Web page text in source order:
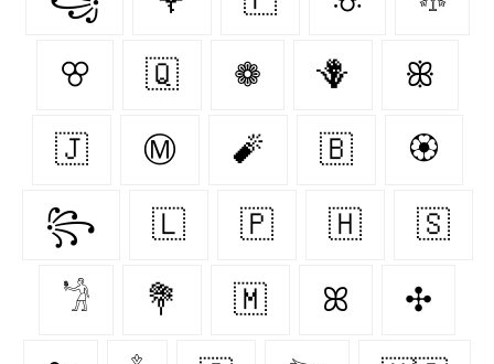
ꕢ 🇶‌ ❁ 🪻 ꕥ
🇯‌ Ⓜ 🧨 🇧‌ 🏵
꧂ 🇱‌ 🇵‌ 🇭‌ 🇸‌
𓁋 💐 🇲‌ ꕤ ✣